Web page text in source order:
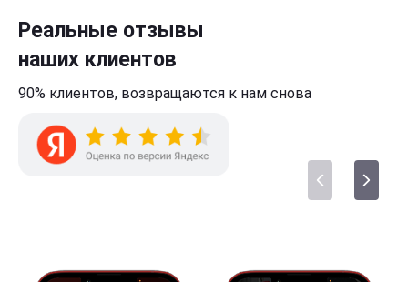
Реальные отзывы
наших клиентов
90% клиентов, возвращаются к нам снова